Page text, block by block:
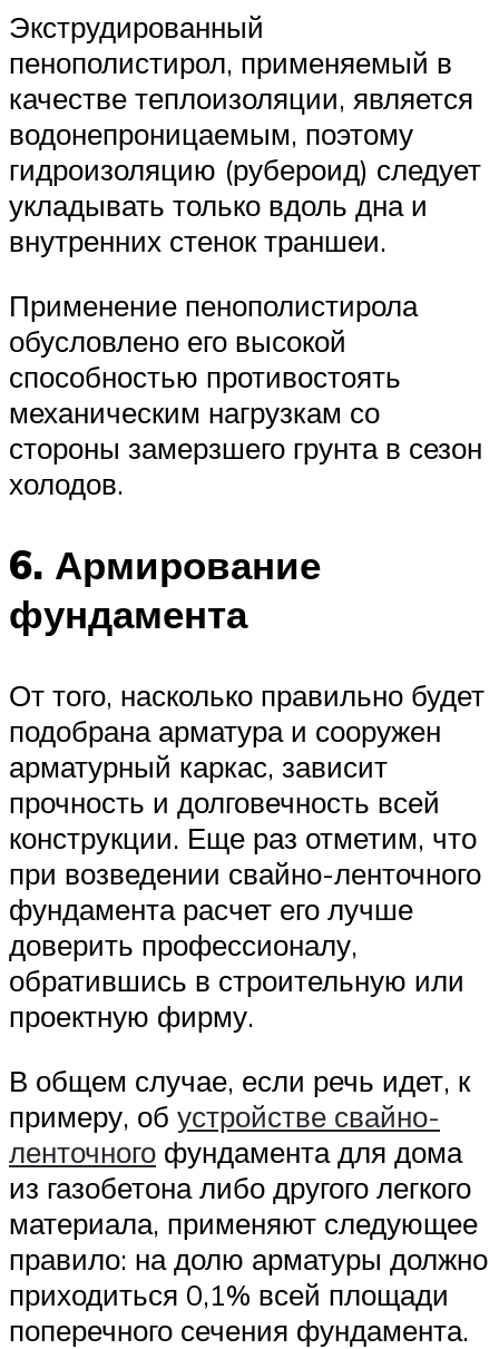
Экструдированный
пенополистирол, применяемый в
качестве теплоизоляции, является
водонепроницаемым, поэтому
гидроизоляцию (рубероид) следует
укладывать только вдоль дна и
внутренних стенок траншеи.
Применение пенополистирола
обусловлено его высокой
способностью противостоять
механическим нагрузкам со
стороны замерзшего грунта в сезон
холодов.
6. Армирование
фундамента
От того, насколько правильно будет
подобрана арматура и сооружен
арматурный каркас, зависит
прочность и долговечность всей
конструкции. Еще раз отметим, что
при возведении свайно-ленточного
фундамента расчет его лучше
доверить профессионалу,
обратившись в строительную или
проектную фирму.
В общем случае, если речь идет, к
примеру, об устройстве свайно-
ленточного фундамента для дома
из газобетона либо другого легкого
материала, применяют следующее
правило: на долю арматуры должно
приходиться 0,1% всей площади
поперечного сечения фундамента.